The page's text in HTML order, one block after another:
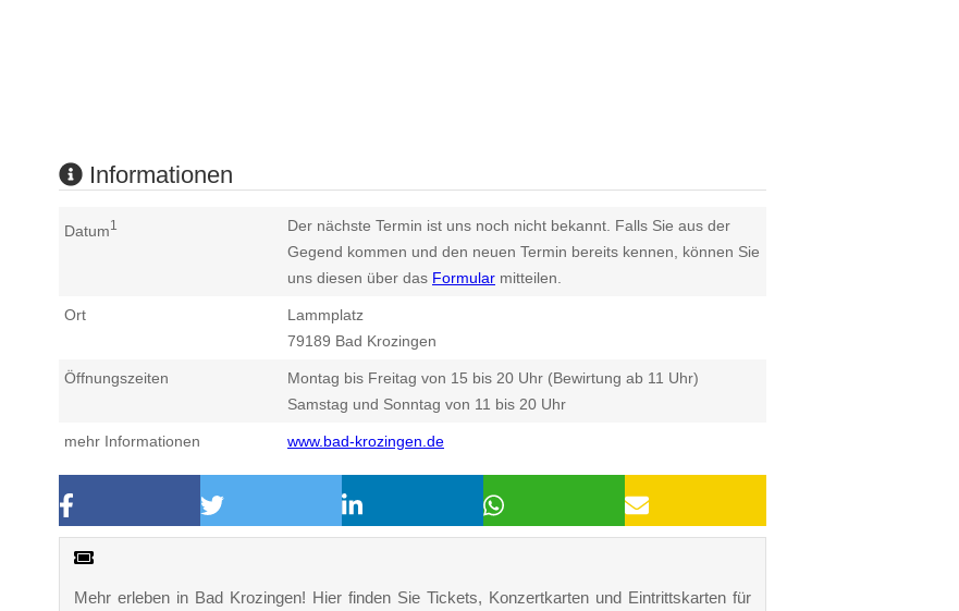
Informationen
Datum1
Der nächste Termin ist uns noch nicht bekannt. Falls Sie aus der
Gegend kommen und den neuen Termin bereits kennen, können Sie
uns diesen über das Formular mitteilen.
Ort
Lammplatz
79189 Bad Krozingen
Öffnungszeiten
Montag bis Freitag von 15 bis 20 Uhr (Bewirtung ab 11 Uhr)
Samstag und Sonntag von 11 bis 20 Uhr
mehr Informationen www.bad-krozingen.de
Mehr erleben in Bad Krozingen! Hier finden Sie Tickets, Konzertkarten und Eintrittskarten für